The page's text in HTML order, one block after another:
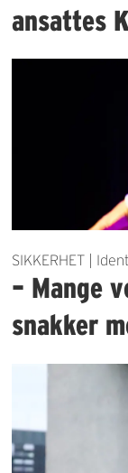
ansattes
SIKKERHET |
– Mange
snakker